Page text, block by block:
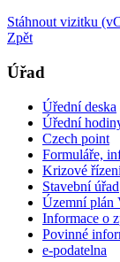
Stáhnout vizitku
Zpět
Úřad
Úřední deska
Úřední
Czech point
Formuláře,
Krizové
Stavební úřad
Územní plán
Informace o
Povinné
e-podatelna